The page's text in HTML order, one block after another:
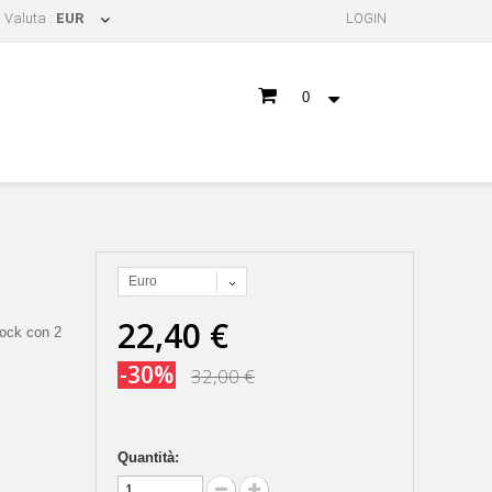
Valuta : EUR LOGIN
0
con 2
Euro
22,40 €
-30% 32,00 €
Quantità: